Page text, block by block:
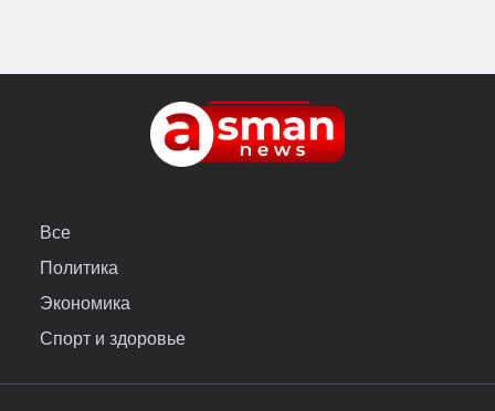
Все
Политика
Экономика
Спорт и здоровье